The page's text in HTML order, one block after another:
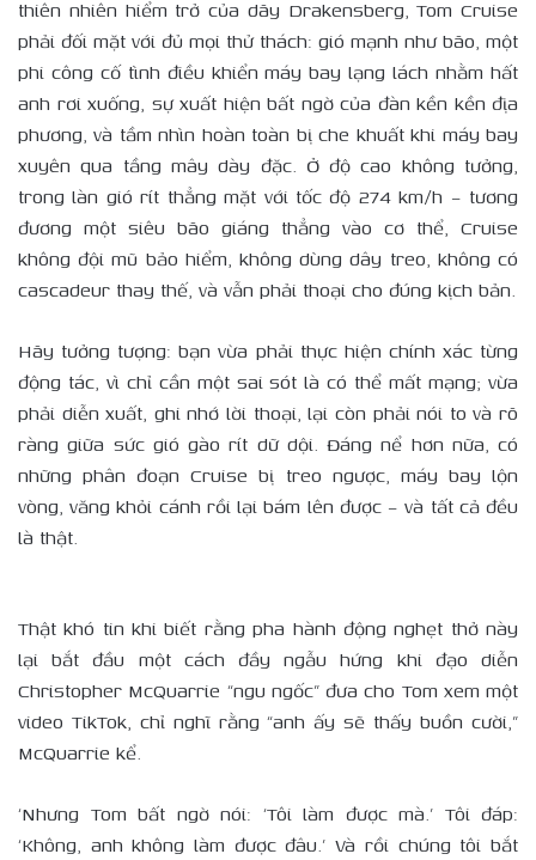
thiên nhiên hiểm trở của dãy Drakensberg, Tom Cruise
phải đối mặt với đủ mọi thử thách: gió mạnh như bão, một
phi công cố tình điều khiển máy bay lạng lách nhằm hất
anh rơi xuống, sự xuất hiện bất ngờ của đàn kền kền địa
phương, và tầm nhìn hoàn toàn bị che khuất khi máy bay
xuyên qua tầng mây dày đặc. Ở độ cao không tưởng,
trong làn gió rít thẳng mặt với tốc độ 274 km/h – tương
đương một siêu bão giáng thẳng vào cơ thể, Cruise
không đội mũ bảo hiểm, không dùng dây treo, không có
cascadeur thay thế, và vẫn phải thoại cho đúng kịch bản.
Hãy tưởng tượng: bạn vừa phải thực hiện chính xác từng
động tác, vì chỉ cần một sai sót là có thể mất mạng; vừa
phải diễn xuất, ghi nhớ lời thoại, lại còn phải nói to và rõ
ràng giữa sức gió gào rít dữ dội. Đáng nể hơn nữa, có
những phân đoạn Cruise bị treo ngược, máy bay lộn
vòng, văng khỏi cánh rồi lại bám lên được – và tất cả đều
là thật.
Thật khó tin khi biết rằng pha hành động nghẹt thở này
lại bắt đầu một cách đầy ngẫu hứng khi đạo diễn
Christopher McQuarrie “ngu ngốc” đưa cho Tom xem một
video TikTok, chỉ nghĩ rằng “anh ấy sẽ thấy buồn cười,”
McQuarrie kể.
‘Nhưng Tom bất ngờ nói: ‘Tôi làm được mà.’ Tôi đáp:
‘Không, anh không làm được đâu.’ Và rồi chúng tôi bắt